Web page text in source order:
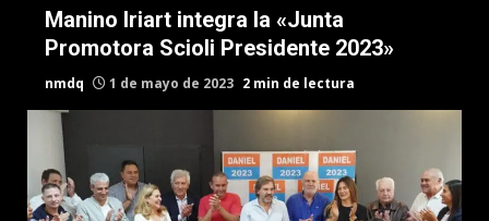
Manino Iriart integra la «Junta
Promotora Scioli Presidente 2023»
nmdq 1 de mayo de 2023 2 min de lectura